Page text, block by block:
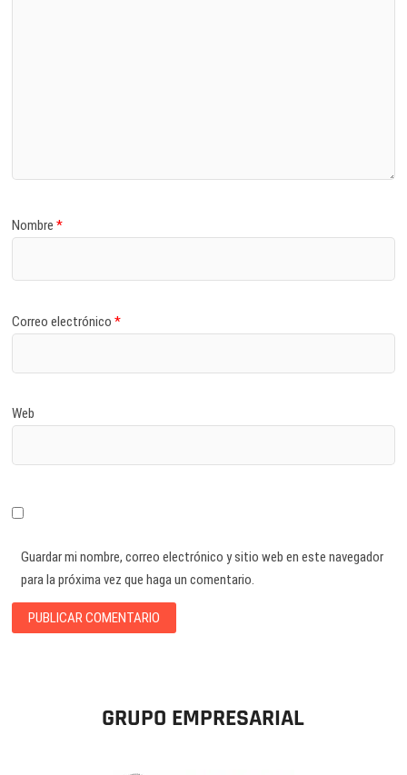
Nombre*
Correo electrónico*
Web
Guardar mi nombre, correo electrónico y sitio web en este navegador
para la próxima vez que haga un comentario.
GRUPO EMPRESARIAL